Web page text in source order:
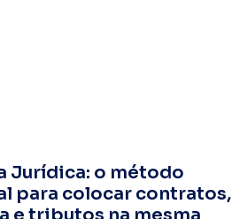
Jurídica: o método
para colocar contratos,